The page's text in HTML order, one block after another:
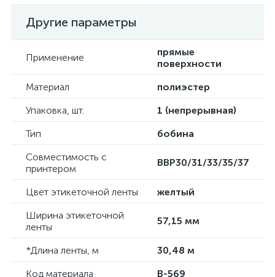
Другие параметры
Применение
прямые
поверхности
Материал
полиэстер
Упаковка, шт.
1 (непрерывная)
Тип
бобина
Совместимость с
принтером
BBP30/31/33/35/37
Цвет этикеточной ленты
желтый
Ширина этикеточной
ленты
57,15 мм
*Длина ленты, м
30,48 м
Код материала
B-569